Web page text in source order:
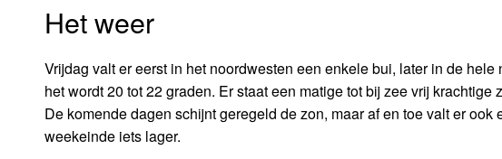
Het weer
Vrijdag valt er eerst in het noordwesten een enkele bui, later in de
het wordt 20 tot 22 graden. Er staat een matige tot bij zee vrij
De komende dagen schijnt geregeld de zon, maar af en toe valt er
weekeinde iets lager.